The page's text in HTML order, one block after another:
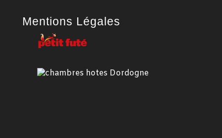
Mentions Légales